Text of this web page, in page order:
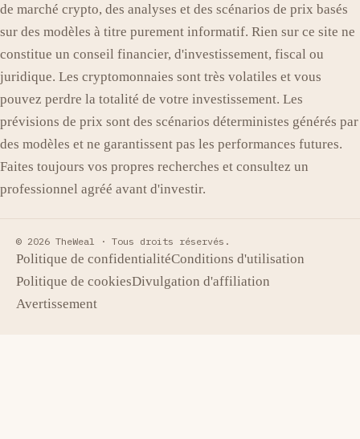
de marché crypto, des analyses et des scénarios de prix basés
sur des modèles à titre purement informatif. Rien sur ce site ne
constitue un conseil financier, d'investissement, fiscal ou
juridique. Les cryptomonnaies sont très volatiles et vous
pouvez perdre la totalité de votre investissement. Les
prévisions de prix sont des scénarios déterministes générés par
des modèles et ne garantissent pas les performances futures.
Faites toujours vos propres recherches et consultez un
professionnel agréé avant d'investir.
© 2026 TheWeal · Tous droits réservés.
Politique de confidentialitéConditions d'utilisation
Politique de cookiesDivulgation d'affiliation
Avertissement